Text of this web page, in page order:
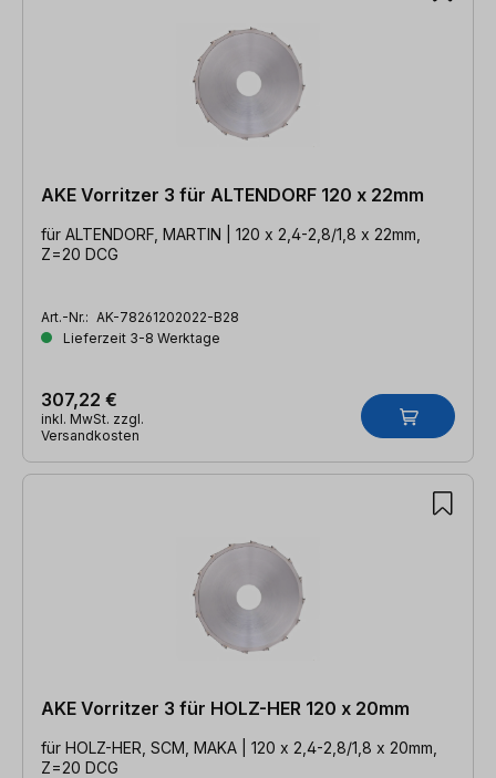
AKE Vorritzer 3 für ALTENDORF 120 x 22mm
für ALTENDORF, MARTIN | 120 x 2,4-2,8/1,8 x 22mm,
Z=20 DCG
Art.-Nr.: AK-78261202022-B28
Lieferzeit 3-8 Werktage
307,22 €
inkl. MwSt. zzgl.
Versandkosten
AKE Vorritzer 3 für HOLZ-HER 120 x 20mm
für HOLZ-HER, SCM, MAKA | 120 x 2,4-2,8/1,8 x 20mm,
Z=20 DCG